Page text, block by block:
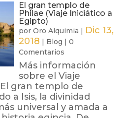
El gran templo de
Philae (Viaje Iniciático a
Egipto)
porOro Alquimia | Dic 13,
2018 | Blog |0
Comentarios
Más información
sobre el Viaje
gran templo de
a Isis, la divinidad
universal y amada a